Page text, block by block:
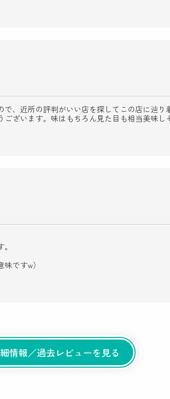
、近所の評判がいい店を探してこの店に辿
ざいます。味はもちろん見た目も相当美味し
ですw）
情報／過去レビューを見る